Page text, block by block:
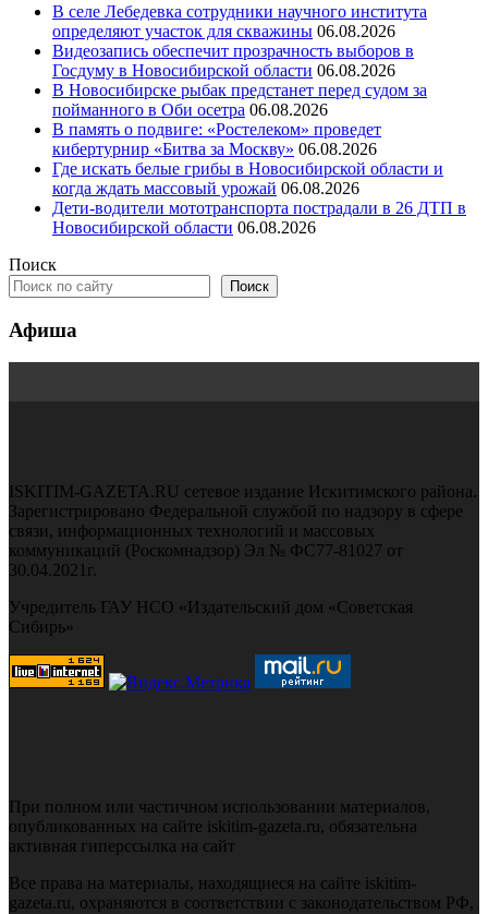
В селе Лебедевка сотрудники научного института
определяют участок для скважины 06.08.2026
Видеозапись обеспечит прозрачность выборов в
Госдуму в Новосибирской области 06.08.2026
В Новосибирске рыбак предстанет перед судом за
пойманного в Оби осетра 06.08.2026
В память о подвиге: «Ростелеком» проведет
кибертурнир «Битва за Москву» 06.08.2026
Где искать белые грибы в Новосибирской области и
когда ждать массовый урожай 06.08.2026
Дети-водители мототранспорта пострадали в 26 ДТП в
Новосибирской области 06.08.2026
Поиск
Поиск
Афиша
ISKITIM-GAZETA.RU сетевое издание Искитимского района.
Зарегистрировано Федеральной службой по надзору в сфере
связи, информационных технологий и массовых
коммуникаций (Роскомнадзор) Эл № ФС77-81027 от
30.04.2021г.
Учредитель ГАУ НСО «Издательский дом «Советская
Сибирь»
При полном или частичном использовании материалов,
опубликованных на сайте iskitim-gazeta.ru, обязательна
активная гиперссылка на сайт
Все права на материалы, находящиеся на сайте iskitim-
gazeta.ru, охраняются в соответствии с законодательством РФ,